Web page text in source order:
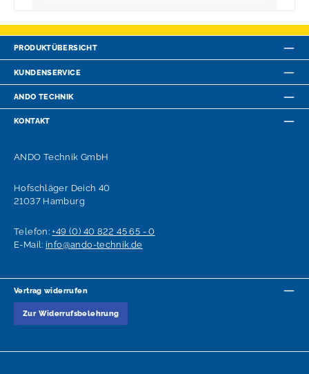
PRODUKTÜBERSICHT
KUNDENSERVICE
ANDO TECHNIK
KONTAKT
ANDO Technik GmbH
Hofschläger Deich 40
21037 Hamburg
Telefon:+49 (0) 40 822 45 65 - 0
E-Mail: info@ando-technik.de
Vertrag widerrufen
Zur Widerrufsbelehrung